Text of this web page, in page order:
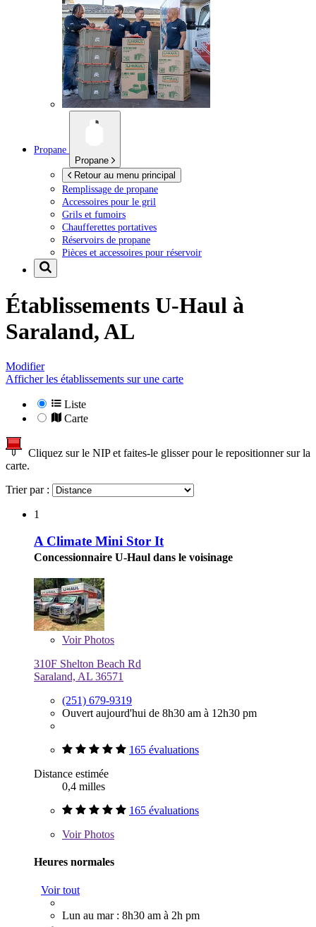
Propane
Propane
Retour au menu principal
Remplissage de propane
Accessoires pour le gril
Grils et fumoirs
Chaufferettes portatives
Réservoirs de propane
Pièces et accessoires pour réservoir
Établissements U-Haul à
Saraland, AL
Modifier
Afficher les établissements sur une carte
Liste
Carte
Cliquez sur le NIP et faites-le glisser pour le repositionner sur la
carte.
Trier par :
1
A Climate Mini Stor It
Concessionnaire U-Haul dans le voisinage
VoirPhotos
310F Shelton Beach Rd
Saraland, AL 36571
(251) 679-9319
Ouvert aujourd'hui de 8h30 am à 12h30 pm
165 évaluations
Distance estimée
0,4 milles
165 évaluations
VoirPhotos
Heures normales
Voir tout
Lun au mar : 8h30 am à 2h pm